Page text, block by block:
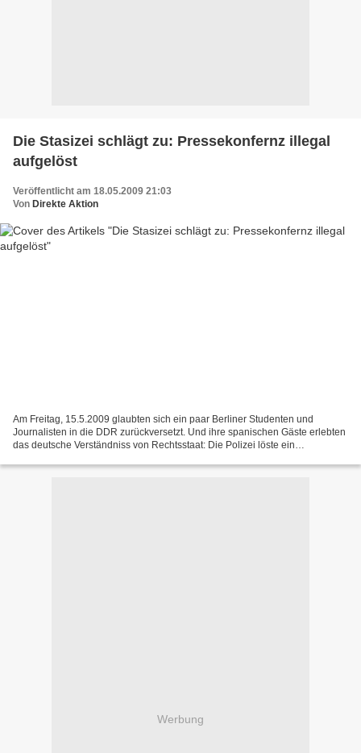
Die Stasizei schlägt zu: Pressekonfernz illegal
aufgelöst
Veröffentlicht am 18.05.2009 21:03
Von Direkte Aktion
Am Freitag, 15.5.2009 glaubten sich ein paar Berliner Studenten und
Journalisten in die DDR zurückversetzt. Und ihre spanischen Gäste erlebten
das deutsche Verständniss von Rechtsstaat: Die Polizei löste ein
Werbung